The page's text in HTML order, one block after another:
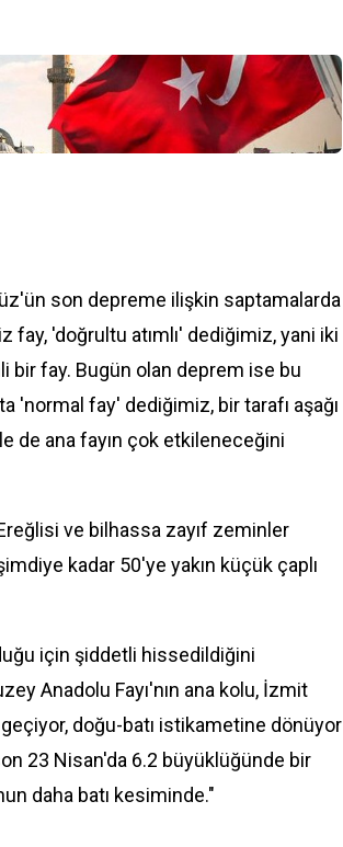
son depreme ilişkin saptamalarda
'doğrultu atımlı' dediğimiz, yani iki
bir fay. Bugün olan deprem ise bu
'normal fay' dediğimiz, bir tarafı aşağı
de ana fayın çok etkileneceğini
ve bilhassa zayıf zeminler
kadar 50'ye yakın küçük çaplı
için şiddetli hissedildiğini
Anadolu Fayı'nın ana kolu, İzmit
doğu-batı istikametine dönüyor
23 Nisan'da 6.2 büyüklüğünde bir
daha batı kesiminde."